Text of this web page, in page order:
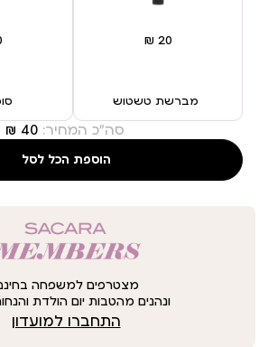
מברשת טשטוש
סה"כ המחיר: ‏40 ₪
הוספת הכל לסל
מצטרפים למשפחה
ונהנים מהטבות יום הולדת
התחברו למועדון